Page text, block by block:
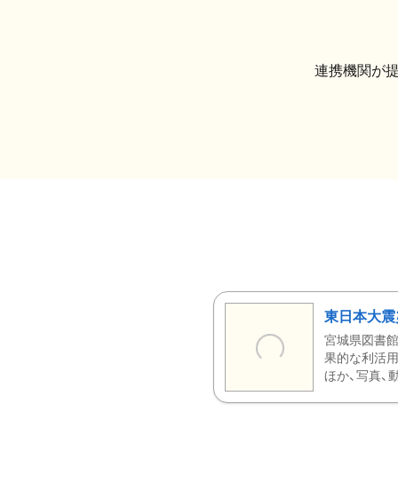
連携機関が
東日本大
宮城県図書
果的な利活
ほか、写真、